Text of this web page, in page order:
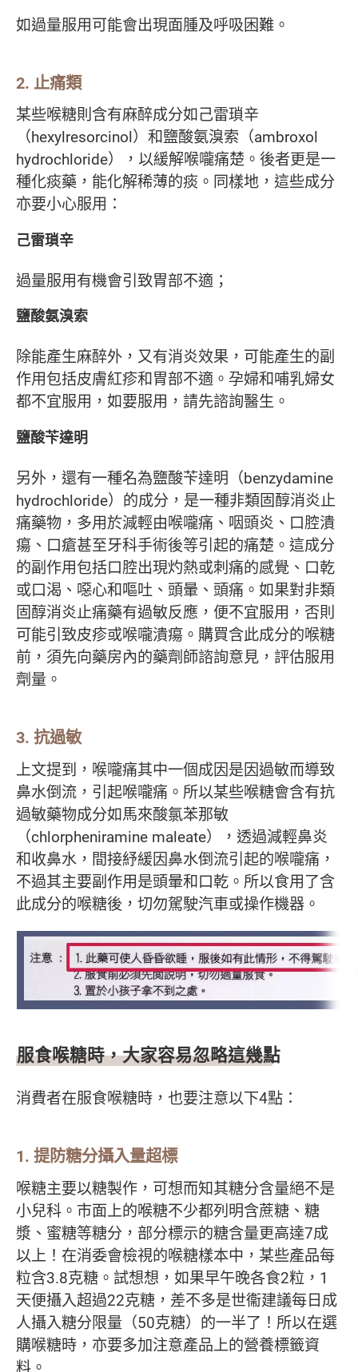
如過量服用可能會出現面腫及呼吸困難。
2. 止痛類
某些喉糖則含有麻醉成分如己雷瑣辛
（hexylresorcinol）和鹽酸氨溴索（ambroxol
hydrochloride），以緩解喉嚨痛楚。後者更是一
種化痰藥，能化解稀薄的痰。同樣地，這些成分
亦要小心服用：
己雷瑣辛
過量服用有機會引致胃部不適；
鹽酸氨溴索
除能產生麻醉外，又有消炎效果，可能產生的副
作用包括皮膚紅疹和胃部不適。孕婦和哺乳婦女
都不宜服用，如要服用，請先諮詢醫生。
鹽酸苄達明
另外，還有一種名為鹽酸苄達明（benzydamine
hydrochloride）的成分，是一種非類固醇消炎止
痛藥物，多用於減輕由喉嚨痛、咽頭炎、口腔潰
瘍、口瘡甚至牙科手術後等引起的痛楚。這成分
的副作用包括口腔出現灼熱或刺痛的感覺、口乾
或口渴、噁心和嘔吐、頭暈、頭痛。如果對非類
固醇消炎止痛藥有過敏反應，便不宜服用，否則
可能引致皮疹或喉嚨潰瘍。購買含此成分的喉糖
前，須先向藥房內的藥劑師諮詢意見，評估服用
劑量。
3. 抗過敏
上文提到，喉嚨痛其中一個成因是因過敏而導致
鼻水倒流，引起喉嚨痛。所以某些喉糖會含有抗
過敏藥物成分如馬來酸氯苯那敏
（chlorpheniramine maleate），透過減輕鼻炎
和收鼻水，間接紓緩因鼻水倒流引起的喉嚨痛，
不過其主要副作用是頭暈和口乾。所以食用了含
此成分的喉糖後，切勿駕駛汽車或操作機器。
服食喉糖時，大家容易忽略這幾點
消費者在服食喉糖時，也要注意以下4點：
1. 提防糖分攝入量超標
喉糖主要以糖製作，可想而知其糖分含量絕不是
小兒科。市面上的喉糖不少都列明含蔗糖、糖
漿、蜜糖等糖分，部分標示的糖含量更高達7成
以上！在消委會檢視的喉糖樣本中，某些產品每
粒含3.8克糖。試想想，如果早午晚各食2粒，1
天便攝入超過22克糖，差不多是世衞建議每日成
人攝入糖分限量（50克糖）的一半了！所以在選
購喉糖時，亦要多加注意產品上的營養標籤資
料。